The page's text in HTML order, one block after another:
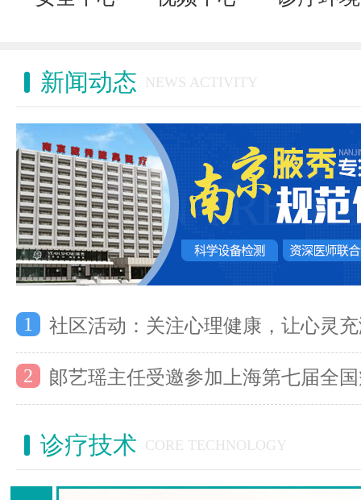
新闻动态 NEWS ACTIVITY
1 社区活动：关注心理健康，让心灵
2 郞艺瑶主任受邀参加上海第七届全
诊疗技术 CORE TECHNOLOGY